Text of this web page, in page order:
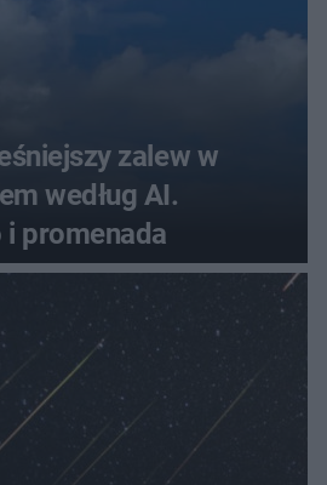
zalew w
według AI.
i promenada